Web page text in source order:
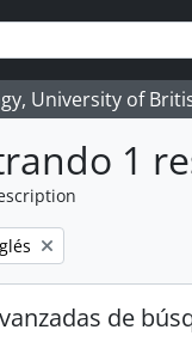
University of
1
filter:
de